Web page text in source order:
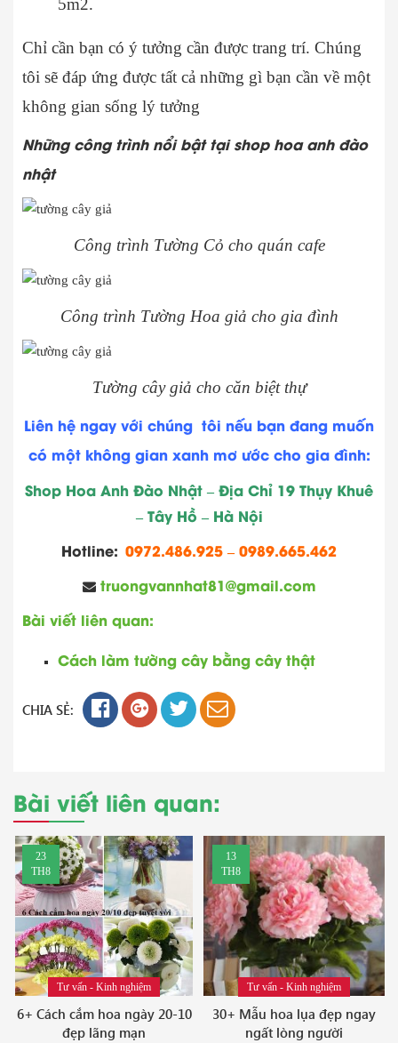
5m2.
Chỉ cần bạn có ý tưởng cần được trang trí. Chúng
tôi sẽ đáp ứng được tất cả những gì bạn cần về một
không gian sống lý tưởng
Những công trình nổi bật tại shop hoa anh đào
nhật
Công trình Tường Cỏ cho quán cafe
Công trình Tường Hoa giả cho gia đình
Tường cây giả cho căn biệt thự
Liên hệ ngay với chúng tôi nếu bạn đang muốn
có một không gian xanh mơ ước cho gia đình:
Shop Hoa Anh Đào Nhật – Địa Chỉ 19 Thụy Khuê
– Tây Hồ – Hà Nội
Hotline: 0972.486.925 – 0989.665.462
truongvannhat81@gmail.com
Bài viết liên quan:
Cách làm tường cây bằng cây thật
CHIA SẺ:
Bài viết liên quan:
23
TH8
Tư vấn - Kinh nghiệm
6+ Cách cắm hoa ngày 20-10
đẹp lãng mạn
13
TH8
Tư vấn - Kinh nghiệm
30+ Mẫu hoa lụa đẹp ngay
ngất lòng người